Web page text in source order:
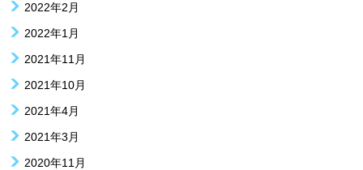
2022年2月
2022年1月
2021年11月
2021年10月
2021年4月
2021年3月
2020年11月